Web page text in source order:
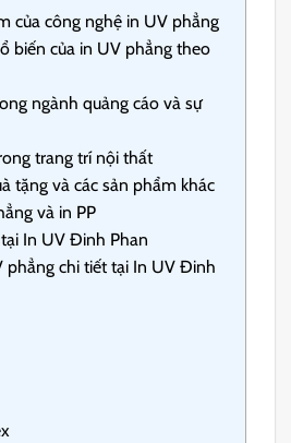
của công nghệ in UV phẳng
biến của in UV phẳng theo
ngành quảng cáo và sự
trang trí nội thất
tặng và các sản phẩm khác
và in PP
In UV Đinh Phan
phẳng chi tiết tại In UV Đinh